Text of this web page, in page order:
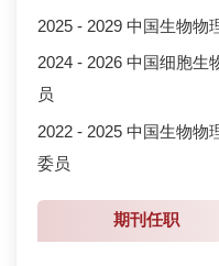
2025 - 2029 中国生物物
2024 - 2026 中国细胞生
员
2022 - 2025 中国生物物
委员
期刊任职